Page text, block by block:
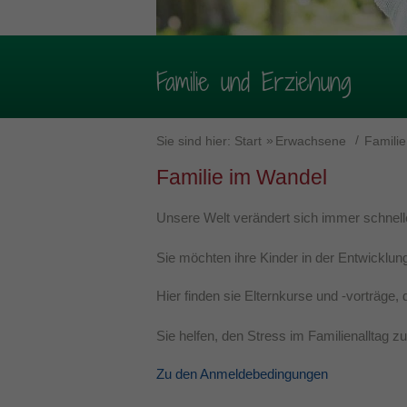
Familie und Erziehung
Sie sind hier: Start Erwachsene
Familie im Wandel
Unsere Welt verändert sich immer
Sie möchten ihre Kinder in der
Hier finden sie Elternkurse und -
Sie helfen, den Stress im Familienalltag
Zu den Anmeldebedingungen